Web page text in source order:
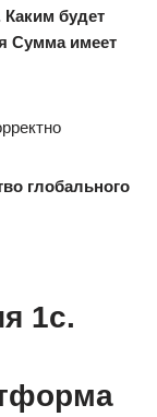
будет
Сумма имеет
глобального
1c.